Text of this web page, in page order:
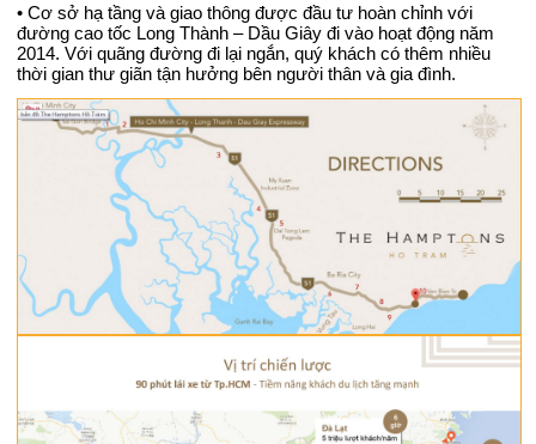
• Cơ sở hạ tầng và giao thông được đầu tư hoàn chỉnh với
đường cao tốc Long Thành – Dầu Giây đi vào hoạt động năm
2014. Với quãng đường đi lại ngắn, quý khách có thêm nhiều
thời gian thư giãn tận hưởng bên người thân và gia đình.